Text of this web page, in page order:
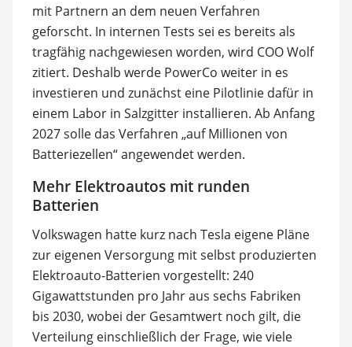
mit Partnern an dem neuen Verfahren
geforscht. In internen Tests sei es bereits als
tragfähig nachgewiesen worden, wird COO Wolf
zitiert. Deshalb werde PowerCo weiter in es
investieren und zunächst eine Pilotlinie dafür in
einem Labor in Salzgitter installieren. Ab Anfang
2027 solle das Verfahren „auf Millionen von
Batteriezellen“ angewendet werden.
Mehr Elektroautos mit runden
Batterien
Volkswagen hatte kurz nach Tesla eigene Pläne
zur eigenen Versorgung mit selbst produzierten
Elektroauto-Batterien vorgestellt: 240
Gigawattstunden pro Jahr aus sechs Fabriken
bis 2030, wobei der Gesamtwert noch gilt, die
Verteilung einschließlich der Frage, wie viele